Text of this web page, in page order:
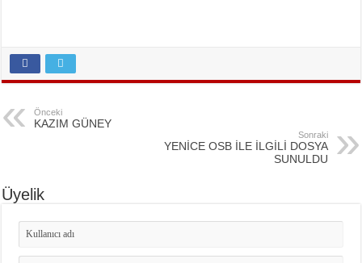
Önceki
KAZIM GÜNEY
Sonraki
YENİCE OSB İLE İLGİLİ DOSYA
SUNULDU
Üyelik